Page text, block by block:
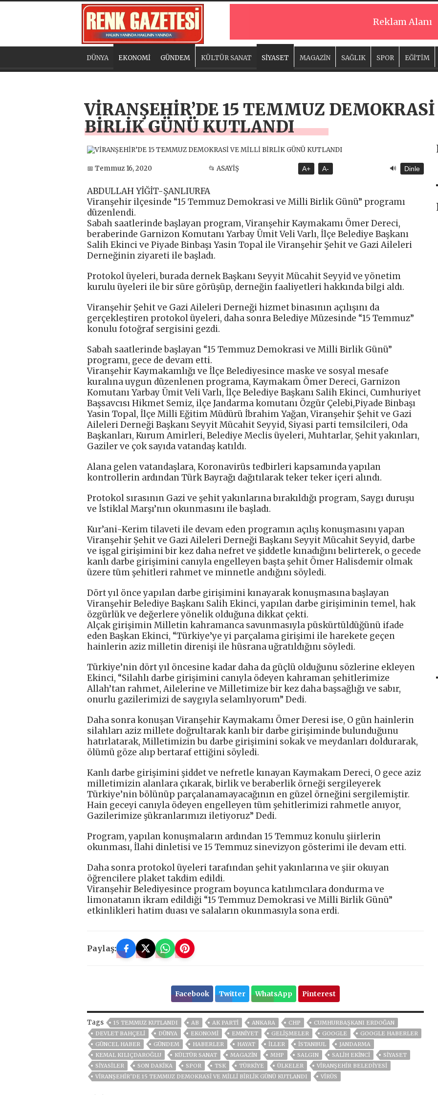
Reklam Alanı
DÜNYA EKONOMİ GÜNDEM KÜLTÜR SANAT SİYASET MAGAZİN SAĞLIK SPOR EĞİTİM
VİRANŞEHİR’DE 15 TEMMUZ
BİRLİK GÜNÜ KUTLANDI
📅 Temmuz 16, 2020 📂 ASAYİŞ A+ A- 🔊 Dinle
ABDULLAH YİĞİT-ŞANLIURFA
Viranşehir ilçesinde “15 Temmuz Demokrasi ve Milli Birlik Günü” programı
düzenlendi.
Sabah saatlerinde başlayan program, Viranşehir Kaymakamı Ömer Dereci,
beraberinde Garnizon Komutanı Yarbay Ümit Veli Varlı, İlçe Belediye Başkanı
Salih Ekinci ve Piyade Binbaşı Yasin Topal ile Viranşehir Şehit ve Gazi Aileleri
Derneğinin ziyareti ile başladı.
Protokol üyeleri, burada dernek Başkanı Seyyit Mücahit Seyyid ve yönetim
kurulu üyeleri ile bir süre görüşüp, derneğin faaliyetleri hakkında bilgi aldı.
Viranşehir Şehit ve Gazi Aileleri Derneği hizmet binasının açılışını da
gerçekleştiren protokol üyeleri, daha sonra Belediye Müzesinde “15 Temmuz”
konulu fotoğraf sergisini gezdi.
Sabah saatlerinde başlayan “15 Temmuz Demokrasi ve Milli Birlik Günü”
programı, gece de devam etti.
Viranşehir Kaymakamlığı ve İlçe Belediyesince maske ve sosyal mesafe
kuralına uygun düzenlenen programa, Kaymakam Ömer Dereci, Garnizon
Komutanı Yarbay Ümit Veli Varlı, İlçe Belediye Başkanı Salih Ekinci, Cumhuriyet
Başsavcısı Hikmet Semiz, ilçe Jandarma komutanı Özgür Çelebi,Piyade Binbaşı
Yasin Topal, İlçe Milli Eğitim Müdürü İbrahim Yağan, Viranşehir Şehit ve Gazi
Aileleri Derneği Başkanı Seyyit Mücahit Seyyid, Siyasi parti temsilcileri, Oda
Başkanları, Kurum Amirleri, Belediye Meclis üyeleri, Muhtarlar, Şehit yakınları,
Gaziler ve çok sayıda vatandaş katıldı.
Alana gelen vatandaşlara, Koronavirüs tedbirleri kapsamında yapılan
kontrollerin ardından Türk Bayrağı dağıtılarak teker teker içeri alındı.
Protokol sırasının Gazi ve şehit yakınlarına bırakıldığı program, Saygı duruşu
ve İstiklal Marşı’nın okunmasını ile başladı.
Kur’ani-Kerim tilaveti ile devam eden programın açılış konuşmasını yapan
Viranşehir Şehit ve Gazi Aileleri Derneği Başkanı Seyyit Mücahit Seyyid, darbe
ve işgal girişimini bir kez daha nefret ve şiddetle kınadığını belirterek, o gecede
kanlı darbe girişimini canıyla engelleyen başta şehit Ömer Halisdemir olmak
üzere tüm şehitleri rahmet ve minnetle andığını söyledi.
Dört yıl önce yapılan darbe girişimini kınayarak konuşmasına başlayan
Viranşehir Belediye Başkanı Salih Ekinci, yapılan darbe girişiminin temel, hak
özgürlük ve değerlere yönelik olduğuna dikkat çekti.
Alçak girişimin Milletin kahramanca savunmasıyla püskürtüldüğünü ifade
eden Başkan Ekinci, “Türkiye’ye yi parçalama girişimi ile harekete geçen
hainlerin aziz milletin direnişi ile hüsrana uğratıldığını söyledi.
Türkiye’nin dört yıl öncesine kadar daha da güçlü olduğunu sözlerine ekleyen
Ekinci, “Silahlı darbe girişimini canıyla ödeyen kahraman şehitlerimize
Allah’tan rahmet, Ailelerine ve Milletimize bir kez daha başsağlığı ve sabır,
onurlu gazilerimizi de saygıyla selamlıyorum” Dedi.
Daha sonra konuşan Viranşehir Kaymakamı Ömer Deresi ise, O gün hainlerin
silahları aziz millete doğrultarak kanlı bir darbe girişiminde bulunduğunu
hatırlatarak, Milletimizin bu darbe girişimini sokak ve meydanları doldurarak,
ölümü göze alıp bertaraf ettiğini söyledi.
Kanlı darbe girişimini şiddet ve nefretle kınayan Kaymakam Dereci, O gece aziz
milletimizin alanlara çıkarak, birlik ve beraberlik örneği sergileyerek
Türkiye’nin bölünüp parçalanamayacağının en güzel örneğini sergilemiştir.
Hain geceyi canıyla ödeyen engelleyen tüm şehitlerimizi rahmetle anıyor,
Gazilerimize şükranlarımızı iletiyoruz” Dedi.
Program, yapılan konuşmaların ardından 15 Temmuz konulu şiirlerin
okunması, İlahi dinletisi ve 15 Temmuz sinevizyon gösterimi ile devam etti.
Daha sonra protokol üyeleri tarafından şehit yakınlarına ve şiir okuyan
öğrencilere plaket takdim edildi.
Viranşehir Belediyesince program boyunca katılımcılara dondurma ve
limonatanın ikram edildiği “15 Temmuz Demokrasi ve Milli Birlik Günü”
etkinlikleri hatim duası ve salaların okunmasıyla sona erdi.
Paylaş:
Facebook Twitter WhatsApp Pinterest
Tags 15 TEMMUZ KUTLANDI AB AK PARTİ ANKARA CHP
CUMHURBAŞKANI ERDOĞAN
DEVLET BAHÇELİ
DÜNYA EKONOMİ EMNİYET GELIŞMELER GOOGLE
GOOGLE HABERLER
GÜNCEL HABER
GÜNDEM HABERLER HAYAT İLLER ISTANBUL
JANDARMA
KEMAL KILIÇDAROĞLU
KÜLTÜR SANAT MAGAZİN MHP SALGIN SALİH EKİNCİ
SİYASET
SİYASİLER
SON DAKIKA SPOR TSK TÜRKİYE ÜLKELER
VİRANŞEHİR BELEDİYESİ
VİRANŞEHİR’DE 15 TEMMUZ DEMOKRASİ VE MİLLİ BİRLİK GÜNÜ KUTLANDI
VIRÜS